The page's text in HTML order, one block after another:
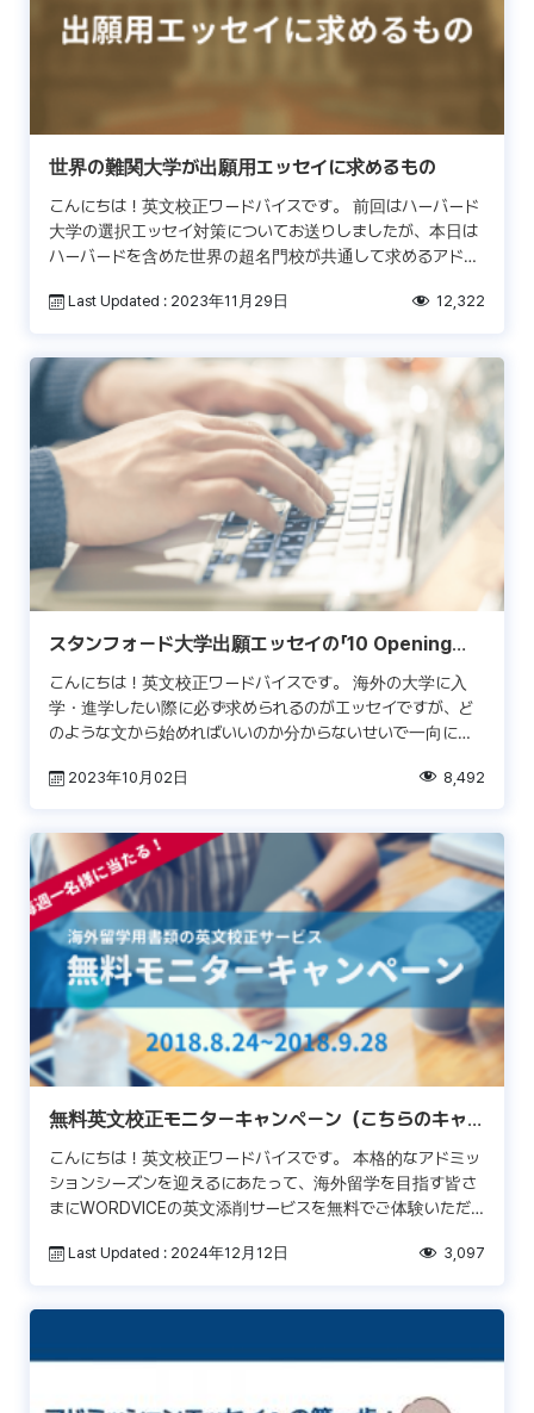
世界の難関大学が出願用エッセイに求めるもの
こんにちは！英文校正ワードバイスです。 前回はハーバード
大学の選択エッセイ対策についてお送りしましたが、本日は
ハーバードを含めた世界の超名門校が共通して求めるアドミ
[…]Last Updated : 2023年11月29日 12,322
スタンフォード大学出願エッセイの「10 Opening
lines」
こんにちは！英文校正ワードバイスです。 海外の大学に入
学・進学したい際に必ず求められるのがエッセイですが、ど
のような文から始めればいいのか分からないせいで一向に先
いで […]
2023年10月02日 8,492
無料英文校正モニターキャンペーン（こちらのキャン
ペーンは終了しました）
こんにちは！英文校正ワードバイスです。 本格的なアドミッ
ションシーズンを迎えるにあたって、海外留学を目指す皆さ
まにWORDVICEの英文添削サービスを無料でご体験いただ
Last Updated : 2024年12月12日 3,097